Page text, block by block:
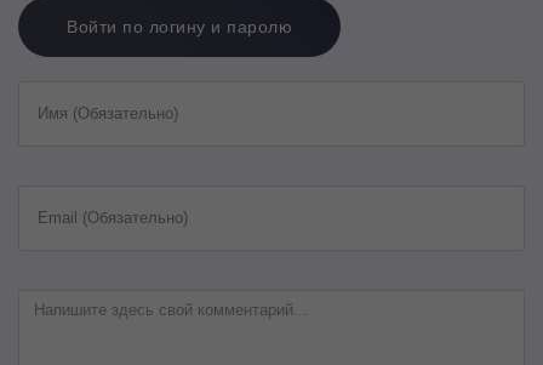
Войти по логину и паролю
Имя (Обязательно)
Email (Обязательно)